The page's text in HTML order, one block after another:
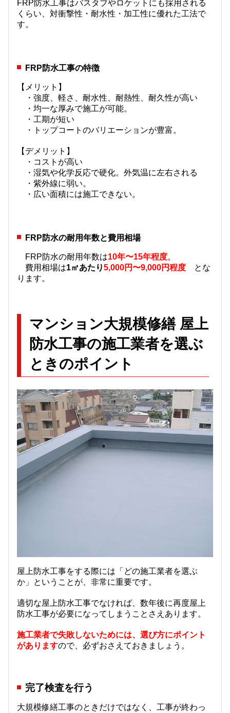
FRP防水工事はバスタブやロケットにも採用される
くらい、対衝撃性・耐水性・加工性に優れた工法で
す。
FRP防水工事の特徴
【メリット】
・強度、軽さ、耐水性、耐熱性、耐久性が高い
・均一な厚みで施工が可能。
・工期が短い
・トップコートのバリエーションが豊富。
【デメリット】
・コストが高い
・湿気や化学反応で硬化。外気温に左右される
・紫外線に弱い。
・広い面積には施工できない。
FRP防水の耐用年数と費用相場
FRP防水の耐用年数は10年〜15年程度。
費用相場は1㎡あたり5,000円〜9,000円程度
とな
ります。
マンション大規模修繕 屋上
防水工事の施工業者を選ぶ
ときのポイント
屋上防水工事をする際には「どの施工業者を選ぶ
か」ということが、非常に重要です。
適切な屋上防水工事でなければ、数年後に再度屋上
防水工事が必要になってしまうことさえあります。
施工業者で失敗しないためには、選び方にポイント
がありますので、必ずおさえておきましょう。
完了検査を行う
大規模修繕工事のときだけではなく、工事が終わっ